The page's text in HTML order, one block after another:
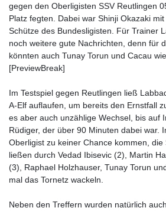
gegen den Oberligisten SSV Reutlingen
Platz fegten. Dabei war Shinji Okazaki
Schütze des Bundesligisten. Für Trainer
noch weitere gute Nachrichten, denn für
könnten auch Tunay Torun und Cacau
[PreviewBreak]
Im Testspiel gegen Reutlingen ließ
A-Elf auflaufen, um bereits den Ernstfall
es aber auch unzählige Wechsel, bis auf
Rüdiger, der über 90 Minuten dabei war.
Oberligist zu keiner Chance kommen, die
ließen durch Vedad Ibisevic (2), Martin
(3), Raphael Holzhauser, Tunay Torun
mal das Tornetz wackeln.
Neben den Treffern wurden natürlich